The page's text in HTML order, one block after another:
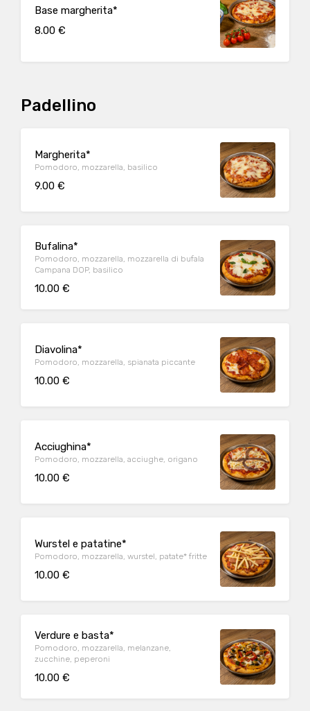
Base margherita*
8.00 €
Padellino
Margherita*
Pomodoro, mozzarella, basilico
9.00 €
Bufalina*
Pomodoro, mozzarella, mozzarella di bufala
Campana DOP, basilico
10.00 €
Diavolina*
Pomodoro, mozzarella, spianata piccante
10.00 €
Acciughina*
Pomodoro, mozzarella, acciughe, origano
10.00 €
Wurstel e patatine*
Pomodoro, mozzarella, wurstel, patate* fritte
10.00 €
Verdure e basta*
Pomodoro, mozzarella, melanzane,
zucchine, peperoni
10.00 €